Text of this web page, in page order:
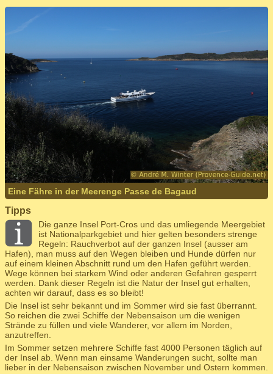
Eine Fähre in der Meerenge Passe de Bagaud
Tipps
Die ganze Insel Port-Cros und das umliegende Meergebiet
ist Nationalparkgebiet und hier gelten besonders strenge
Regeln: Rauchverbot auf der ganzen Insel (ausser am
Hafen), man muss auf den Wegen bleiben und Hunde dürfen nur
auf einem kleinen Abschnitt rund um den Hafen geführt werden.
Wege können bei starkem Wind oder anderen Gefahren gesperrt
werden. Dank dieser Regeln ist die Natur der Insel gut erhalten,
achten wir darauf, dass es so bleibt!
Die Insel ist sehr bekannt und im Sommer wird sie fast überrannt.
So reichen die zwei Schiffe der Nebensaison um die wenigen
Strände zu füllen und viele Wanderer, vor allem im Norden,
anzutreffen.
Im Sommer setzen mehrere Schiffe fast 4000 Personen täglich auf
der Insel ab. Wenn man einsame Wanderungen sucht, sollte man
lieber in der Nebensaison zwischen November und Ostern kommen.